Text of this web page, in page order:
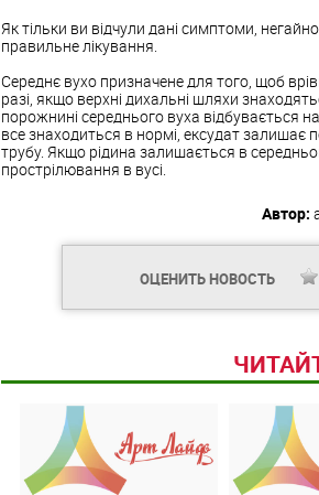
Як тільки ви відчули дані симптоми,
правильне лікування.
Середнє вухо призначене для того, щоб
разі, якщо верхні дихальні шляхи
порожнині середнього вуха відбувається
все знаходиться в нормі, ексудат залишає
трубу. Якщо рідина залишається в
прострілювання в вусі.
Автор:
ОЦЕНИТЬ НОВОСТЬ